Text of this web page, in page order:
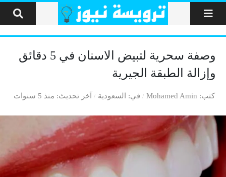
التخطي إلى المحتوى
وصفة سحرية لتبيض الاسنان في 5 دقائق
وإزالة الطبقة الجيرية
كتب Mohamed Amin في السعودية آخر تحديث منذ 5 سنوات